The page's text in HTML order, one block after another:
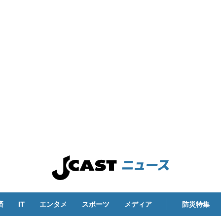
IT エンタメ スポーツ メディア 防災特集